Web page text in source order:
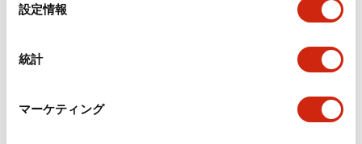
設定情報
統計
マーケティング
カタログ
TWSシリーズ コントロールユニット（2025年6月